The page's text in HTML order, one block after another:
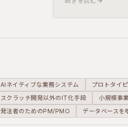
ースを最適化し、リス
かりやすく解説しま
AIネイティブな業務システム プロトタイ
スクラッチ開発以外のIT化手段
小規模事
発注者のためのPM/PMO
データベースを